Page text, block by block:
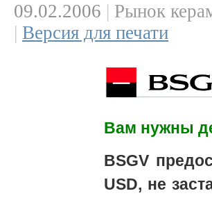
09.02.2006 | Рынок
| Версия для печати
Вам нужны
BSGV
USD, не